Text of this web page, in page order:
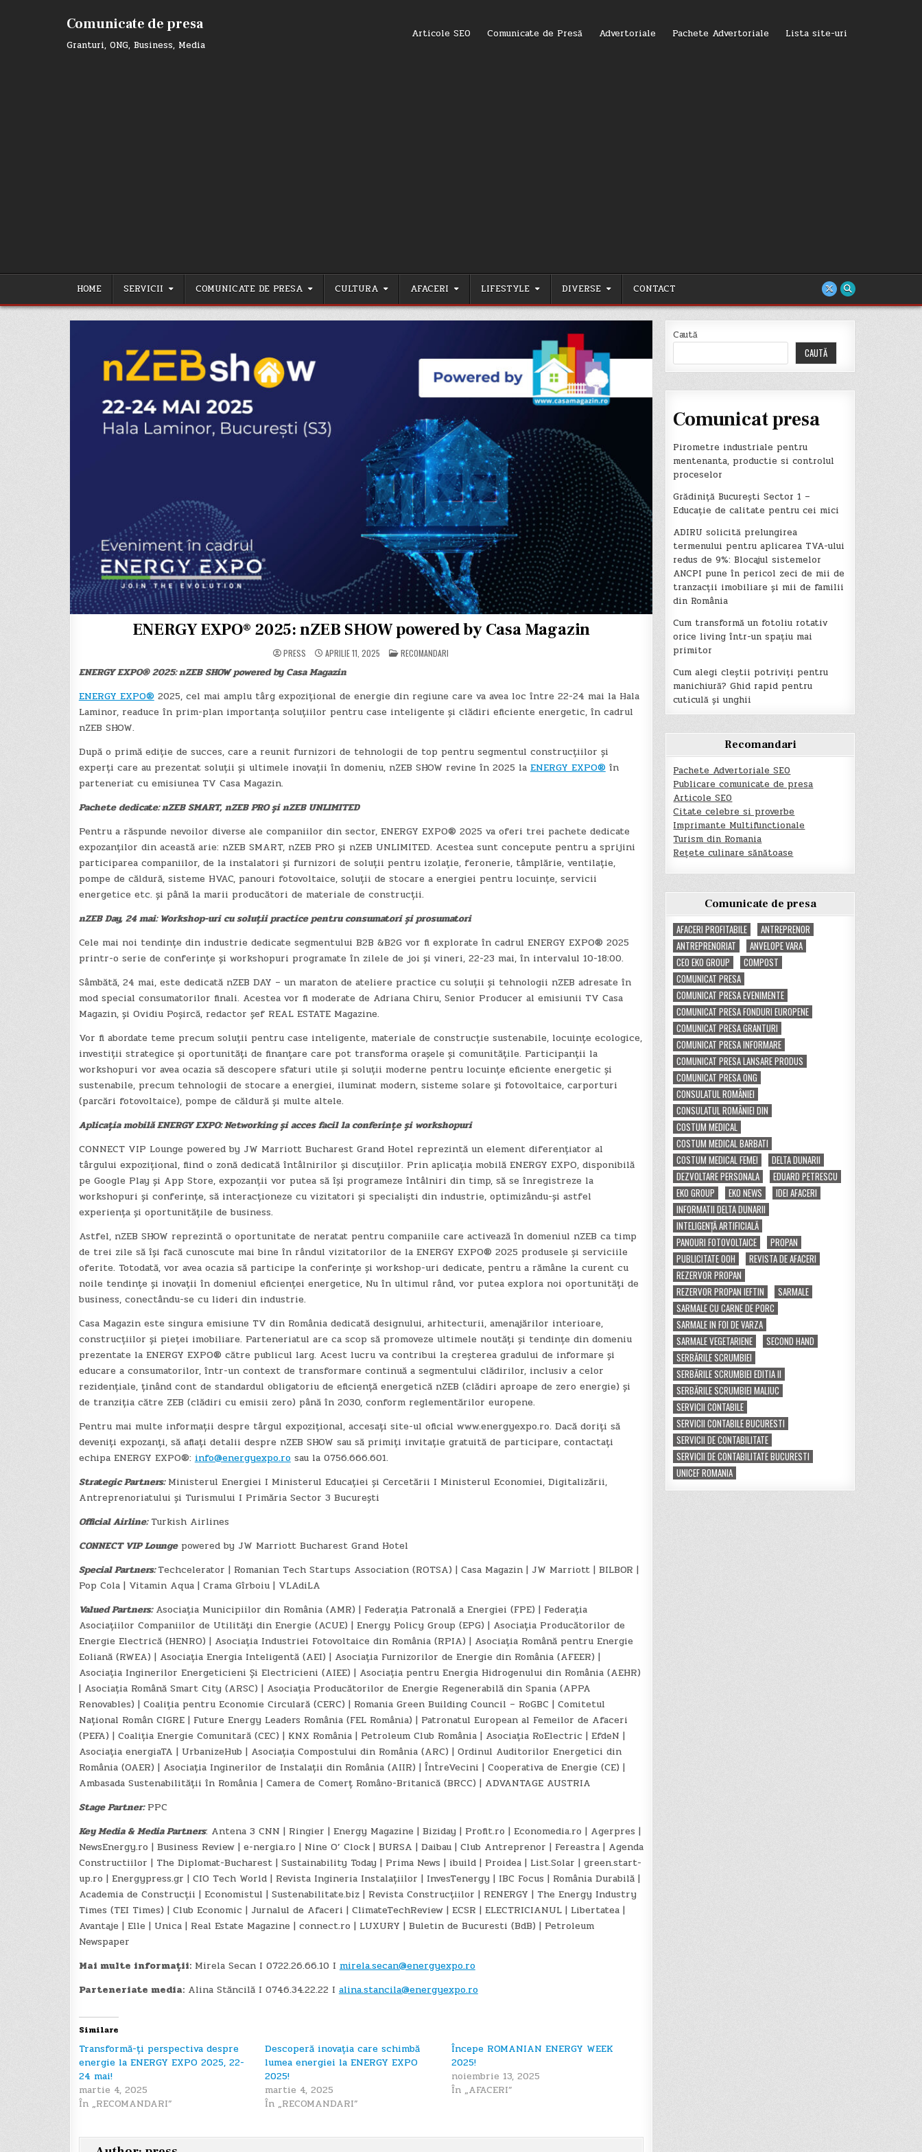
Comunicate de presa
Granturi, ONG, Business, Media
Articole SEO Comunicate de Presă Advertoriale Pachete Advertoriale Lista site-uri
HOME SERVICII COMUNICATE DE PRESA CULTURA AFACERI LIFESTYLE DIVERSE CONTACT
ENERGY EXPO® 2025: nZEB SHOW powered by Casa Magazin
PRESS APRILIE 11, 2025 POSTED
IN
RECOMANDARI
ENERGY EXPO® 2025: nZEB SHOW powered by Casa Magazin
ENERGY EXPO® 2025, cel mai amplu târg expozițional de energie din regiune care va avea loc între 22-24 mai la Hala
Laminor, readuce în prim-plan importanța soluțiilor pentru case inteligente și clădiri eficiente energetic, în cadrul
nZEB SHOW.
După o primă ediție de succes, care a reunit furnizori de tehnologii de top pentru segmentul construcțiilor și
experți care au prezentat soluții și ultimele inovații în domeniu, nZEB SHOW revine în 2025 la ENERGY EXPO® în
parteneriat cu emisiunea TV Casa Magazin.
Pachete dedicate: nZEB SMART, nZEB PRO și nZEB UNLIMITED
Pentru a răspunde nevoilor diverse ale companiilor din sector, ENERGY EXPO® 2025 va oferi trei pachete dedicate
expozanților din această arie: nZEB SMART, nZEB PRO și nZEB UNLIMITED. Acestea sunt concepute pentru a sprijini
participarea companiilor, de la instalatori și furnizori de soluții pentru izolație, feronerie, tâmplărie, ventilație,
pompe de căldură, sisteme HVAC, panouri fotovoltaice, soluții de stocare a energiei pentru locuințe, servicii
energetice etc. și până la marii producători de materiale de construcții.
nZEB Day, 24 mai: Workshop-uri cu soluții practice pentru consumatori și prosumatori
Cele mai noi tendințe din industrie dedicate segmentului B2B &B2G vor fi explorate în cadrul ENERGY EXPO® 2025
printr-o serie de conferințe și workshopuri programate în zilele de joi și vineri, 22-23 mai, în intervalul 10-18:00.
Sâmbătă, 24 mai, este dedicată nZEB DAY – un maraton de ateliere practice cu soluții și tehnologii nZEB adresate în
mod special consumatorilor finali. Acestea vor fi moderate de Adriana Chiru, Senior Producer al emisiunii TV Casa
Magazin, și Ovidiu Poșircă, redactor șef REAL ESTATE Magazine.
Vor fi abordate teme precum soluții pentru case inteligente, materiale de construcție sustenabile, locuințe ecologice,
investiții strategice și oportunități de finanțare care pot transforma orașele și comunitățile. Participanții la
workshopuri vor avea ocazia să descopere sfaturi utile și soluții moderne pentru locuințe eficiente energetic și
sustenabile, precum tehnologii de stocare a energiei, iluminat modern, sisteme solare și fotovoltaice, carporturi
(parcări fotovoltaice), pompe de căldură și multe altele.
Aplicația mobilă ENERGY EXPO: Networking și acces facil la conferințe și workshopuri
CONNECT VIP Lounge powered by JW Marriott Bucharest Grand Hotel reprezintă un element diferențiator al
târgului expozițional, fiind o zonă dedicată întâlnirilor și discuțiilor. Prin aplicația mobilă ENERGY EXPO, disponibilă
pe Google Play și App Store, expozanții vor putea să își programeze întâlniri din timp, să se înregistreze la
workshopuri și conferințe, să interacționeze cu vizitatori și specialiști din industrie, optimizându-și astfel
experiența și oportunitățile de business.
Astfel, nZEB SHOW reprezintă o oportunitate de neratat pentru companiile care activează în domeniul nZEB ca timp
de trei zile să își facă cunoscute mai bine în rândul vizitatorilor de la ENERGY EXPO® 2025 produsele și serviciile
oferite. Totodată, vor avea ocazia să participe la conferințe și workshop-uri dedicate, pentru a rămâne la curent cu
noile tendințe și inovații în domeniul eficienței energetice, Nu în ultimul rând, vor putea explora noi oportunități de
business, conectându-se cu lideri din industrie.
Casa Magazin este singura emisiune TV din România dedicată designului, arhitecturii, amenajărilor interioare,
construcțiilor și pieței imobiliare. Parteneriatul are ca scop să promoveze ultimele noutăți și tendințe din domeniu
prezentate la ENERGY EXPO® către publicul larg. Acest lucru va contribui la creșterea gradului de informare și
educare a consumatorilor, într-un context de transformare continuă a segmentului clădirilor, inclusiv a celor
rezidențiale, ținând cont de standardul obligatoriu de eficiență energetică nZEB (clădiri aproape de zero energie) și
de tranziția către ZEB (clădiri cu emisii zero) până în 2030, conform reglementărilor europene.
Pentru mai multe informații despre târgul expozițional, accesați site-ul oficial www.energyexpo.ro. Dacă doriți să
deveniți expozanți, să aflați detalii despre nZEB SHOW sau să primiți invitație gratuită de participare, contactați
echipa ENERGY EXPO®: info@energyexpo.ro sau la 0756.666.601.
Strategic Partners:Ministerul Energiei I Ministerul Educației și Cercetării I Ministerul Economiei, Digitalizării,
Antreprenoriatului și Turismului I Primăria Sector 3 București
Official Airline:Turkish Airlines
CONNECT VIP Loungepowered by JW Marriott Bucharest Grand Hotel
Special Partners:Techcelerator | Romanian Tech Startups Association (ROTSA) | Casa Magazin | JW Marriott | BILBOR |
Pop Cola | Vitamin Aqua | Crama Gîrboiu | VLAdiLA
Valued Partners:Asociația Municipiilor din România (AMR) | Federația Patronală a Energiei (FPE) | Federația
Asociațiilor Companiilor de Utilități din Energie (ACUE) | Energy Policy Group (EPG) | Asociația Producătorilor de
Energie Electrică (HENRO) | Asociația Industriei Fotovoltaice din România (RPIA) | Asociația Română pentru Energie
Eoliană (RWEA) | Asociația Energia Inteligentă (AEI) | Asociația Furnizorilor de Energie din România (AFEER) |
Asociația Inginerilor Energeticieni Și Electricieni (AIEE) | Asociația pentru Energia Hidrogenului din România (AEHR)
| Asociația Română Smart City (ARSC) | Asociația Producătorilor de Energie Regenerabilă din Spania (APPA
Renovables) | Coaliția pentru Economie Circulară (CERC) | Romania Green Building Council – RoGBC | Comitetul
Național Român CIGRE | Future Energy Leaders România (FEL România) | Patronatul European al Femeilor de Afaceri
(PEFA) | Coaliția Energie Comunitară (CEC) | KNX România | Petroleum Club România | Asociația RoElectric | EfdeN |
Asociația energiaTA | UrbanizeHub | Asociația Compostului din România (ARC) | Ordinul Auditorilor Energetici din
România (OAER) | Asociația Inginerilor de Instalații din România (AIIR) | ÎntreVecini | Cooperativa de Energie (CE) |
Ambasada Sustenabilității în România | Camera de Comerț Româno-Britanică (BRCC) | ADVANTAGE AUSTRIA
Stage Partner:PPC
Key Media & Media Partners: Antena 3 CNN | Ringier | Energy Magazine | Biziday | Profit.ro | Economedia.ro | Agerpres |
NewsEnergy.ro | Business Review | e-nergia.ro | Nine O’ Clock | BURSA | Daibau | Club Antreprenor | Fereastra | Agenda
Constructiilor | The Diplomat-Bucharest | Sustainability Today | Prima News | ibuild | Proidea | List.Solar | green.start-
up.ro | Energypress.gr | CIO Tech World | Revista Ingineria Instalațiilor | InvesTenergy | IBC Focus | România Durabilă |
Academia de Construcții | Economistul | Sustenabilitate.biz | Revista Construcțiilor | RENERGY | The Energy Industry
Times (TEI Times) | Club Economic | Jurnalul de Afaceri | ClimateTechReview | ECSR | ELECTRICIANUL | Libertatea |
Avantaje | Elle | Unica | Real Estate Magazine | connect.ro | LUXURY | Buletin de Bucuresti (BdB) | Petroleum
Newspaper
Mai multe informații:Mirela Secan I 0722.26.66.10 I mirela.secan@energyexpo.ro
Parteneriate media:Alina Stăncilă I 0746.34.22.22 I alina.stancila@energyexpo.ro
Similare
Transformă-ți perspectiva despre
energie la ENERGY EXPO 2025, 22-
24 mai!
martie 4, 2025
În „RECOMANDARI”
Descoperă inovația care schimbă
lumea energiei la ENERGY EXPO
2025!
martie 4, 2025
În „RECOMANDARI”
Începe ROMANIAN ENERGY WEEK
2025!
noiembrie 13, 2025
În „AFACERI”
Caută
CAUTĂ
Comunicat presa
Pirometre industriale pentru
mentenanta, productie si controlul
proceselor
Grădiniță București Sector 1 –
Educație de calitate pentru cei mici
ADIRU solicită prelungirea
termenului pentru aplicarea TVA-ului
redus de 9%: Blocajul sistemelor
ANCPI pune în pericol zeci de mii de
tranzacții imobiliare și mii de familii
din România
Cum transformă un fotoliu rotativ
orice living într-un spațiu mai
primitor
Cum alegi cleștii potriviți pentru
manichiură? Ghid rapid pentru
cuticulă și unghii
Recomandari
Pachete Advertoriale SEO
Publicare comunicate de presa
Articole SEO
Citate celebre si proverbe
Imprimante Multifunctionale
Turism din Romania
Rețete culinare sănătoase
Comunicate de presa
AFACERI PROFITABILE
ANTREPRENOR
ANTREPRENORIAT
ANVELOPE VARA
CEO EKO GROUP
COMPOST
COMUNICAT PRESA
COMUNICAT PRESA EVENIMENTE
COMUNICAT PRESA FONDURI EUROPENE
COMUNICAT PRESA GRANTURI
COMUNICAT PRESA INFORMARE
COMUNICAT PRESA LANSARE PRODUS
COMUNICAT PRESA ONG
CONSULATUL ROMÂNIEI
CONSULATUL ROMÂNIEI DIN
COSTUM MEDICAL
COSTUM MEDICAL BARBATI
COSTUM MEDICAL FEMEI
DELTA DUNARII
DEZVOLTARE PERSONALA
EDUARD PETRESCU
EKO GROUP
EKO NEWS
IDEI AFACERI
INFORMATII DELTA DUNARII
INTELIGENȚĂ ARTIFICIALĂ
PANOURI FOTOVOLTAICE
PROPAN
PUBLICITATE OOH
REVISTA DE AFACERI
REZERVOR PROPAN
REZERVOR PROPAN IEFTIN
SARMALE
SARMALE CU CARNE DE PORC
SARMALE IN FOI DE VARZA
SARMALE VEGETARIENE
SECOND HAND
SERBĂRILE SCRUMBIEI
SERBĂRILE SCRUMBIEI EDITIA II
SERBĂRILE SCRUMBIEI MALIUC
SERVICII CONTABILE
SERVICII CONTABILE BUCURESTI
SERVICII DE CONTABILITATE
SERVICII DE CONTABILITATE BUCURESTI
UNICEF ROMANIA